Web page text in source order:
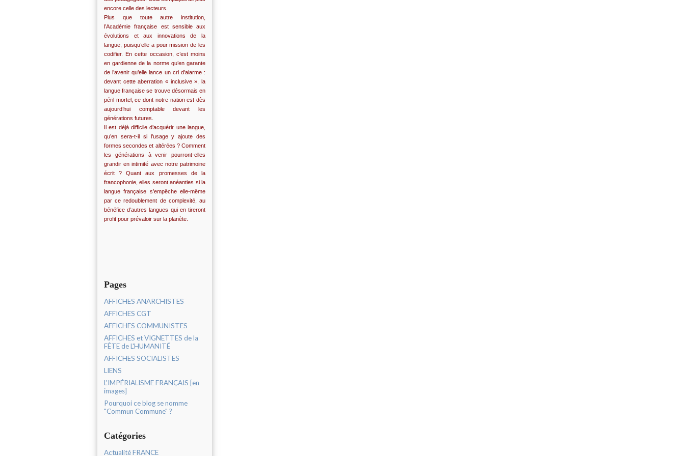
encore celle des lecteurs.
Plus que toute autre institution,
l’Académie française est sensible aux
évolutions et aux innovations de la
langue, puisqu’elle a pour mission de les
codifier. En cette occasion, c’est moins
en gardienne de la norme qu’en garante
de l’avenir qu’elle lance un cri d’alarme :
devant cette aberration « inclusive », la
langue française se trouve désormais en
péril mortel, ce dont notre nation est dès
aujourd’hui comptable devant les
générations futures.
Il est déjà difficile d’acquérir une langue,
qu’en sera-t-il si l’usage y ajoute des
formes secondes et altérées ? Comment
les générations à venir pourront-elles
grandir en intimité avec notre patrimoine
écrit ? Quant aux promesses de la
francophonie, elles seront anéanties si la
langue française s’empêche elle-même
par ce redoublement de complexité, au
bénéfice d’autres langues qui en tireront
profit pour prévaloir sur la planète.
Pages
AFFICHES ANARCHISTES
AFFICHES CGT
AFFICHES COMMUNISTES
AFFICHES et VIGNETTES de la
FÊTE de L'HUMANITÉ
AFFICHES SOCIALISTES
LIENS
L'IMPÉRIALISME FRANÇAIS [en
images]
Pourquoi ce blog se nomme
"Commun Commune" ?
Catégories
Actualité FRANCE